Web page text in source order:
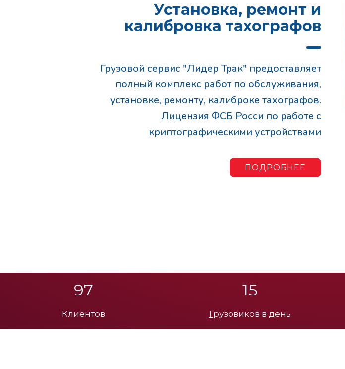
Установка, ремонт и
калибровка тахографов
Грузовой сервис "Лидер Трак" предоставляет
полный комплекс работ по обслуживания,
установке, ремонту, калиброке тахографов.
Лицензия ФСБ Росси по работе с
криптографическими устройствами
ПОДРОБНЕЕ
123
Клиентов
15
Грузовиков в день